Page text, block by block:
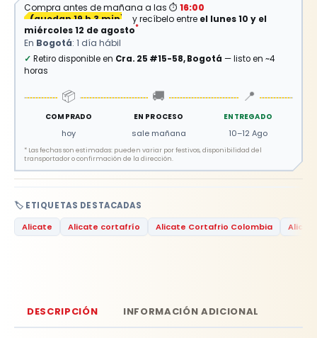
🏷️ ETIQUETAS DESTACADAS
Alicate
Alicate cortafrío Alicate Cortafrio Colombia
Compra antes de mañana a las ⏱ 16:00
(quedan 19 h 3 min) y recíbelo entre el lunes 10 y el
miércoles 12 de agosto*
En Bogotá: 1 día hábil
✓ Retiro disponible en Cra. 25 #15-58, Bogotá — listo en ~4
horas
📦
COMPRADO
hoy
🚚
EN PROCESO
sale mañana
📍
ENTREGADO
10–12 Ago
* Las fechas son estimadas: pueden variar por festivos, disponibilidad del
transportador o confirmación de la dirección.
DESCRIPCIÓN INFORMACIÓN ADICIONAL